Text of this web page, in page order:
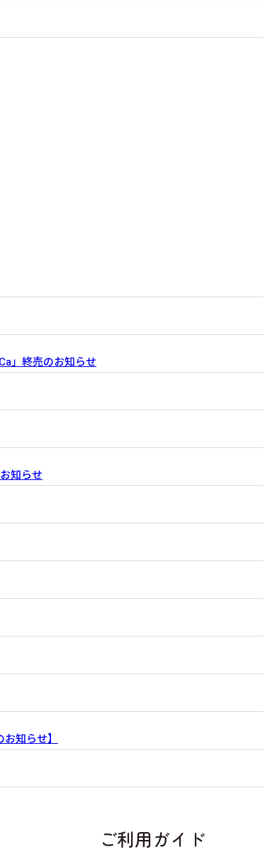
」終売のお知らせ
知らせ
知らせ】
ご利用ガイド